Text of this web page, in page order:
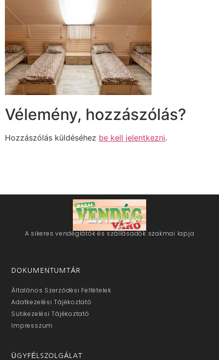
Vélemény, hozzászólás?
Hozzászólás küldéséhez be kell jelentkezni.
A sikeres vendéglátók és szállásadók szakmai lapja
DOKUMENTUMTÁR
Általános Szerződési Feltételek
Adatkezelési Tájékoztató
Sütikezelési Tájékoztató
Impresszum
ÜGYFÉLSZOLGÁLAT